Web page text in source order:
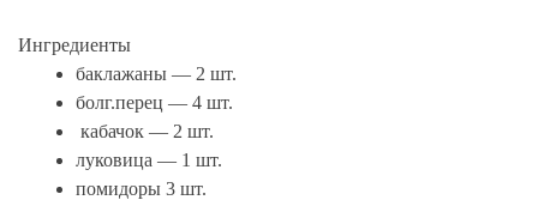
Ингредиенты
баклажаны — 2 шт.
болг.перец — 4 шт.
кабачок — 2 шт.
луковица — 1 шт.
помидоры 3 шт.